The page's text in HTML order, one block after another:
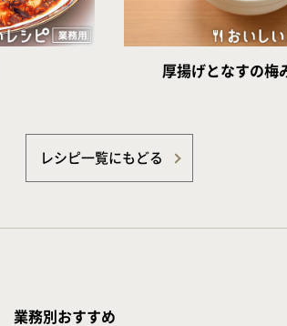
厚揚げとなすの梅
レシピ一覧にもどる
業務別おすすめ